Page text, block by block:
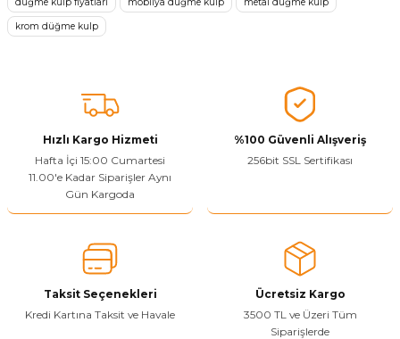
Ürün resmi kalitesiz, bozuk veya görüntülenemiyor.
Ürün açıklamasında eksik bilgiler bulunuyor.
Bu ürüne benzer farklı alternatifler olmalı.
krom düğme kulp
Hızlı Kargo Hizmeti
Hafta İçi 15:00 Cumartesi
11.00'e Kadar Siparişler Aynı
Gün Kargoda
%100 Güvenli Alışveriş
256bit SSL Sertifikası
Taksit Seçenekleri
Kredi Kartına Taksit ve Havale
Ücretsiz Kargo
3500 TL ve Üzeri Tüm
Siparişlerde